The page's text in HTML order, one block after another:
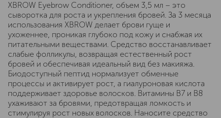
XBROW Eyebrow Conditioner, объем 3,5 мл – это
сыворотка для роста и укрепления бровей. За 3 месяца
использования XBROW делает брови гуще и
ухоженнее, проникая глубоко под кожу и снабжая их
питательными веществами. Средство восстанавливает
слабые фолликулы, возвращая естественный рост
бровей и обеспечивая идеальный вид без макияжа.
Биодоступный пептид нормализует обменные
процессы и активирует рост, а гиалуроновая кислота
поддерживает здоровье волосков. Витамины B7 и B8
ухаживают за бровями, предотвращая ломкость и
стимулируя рост новых волосков. Наносите средство